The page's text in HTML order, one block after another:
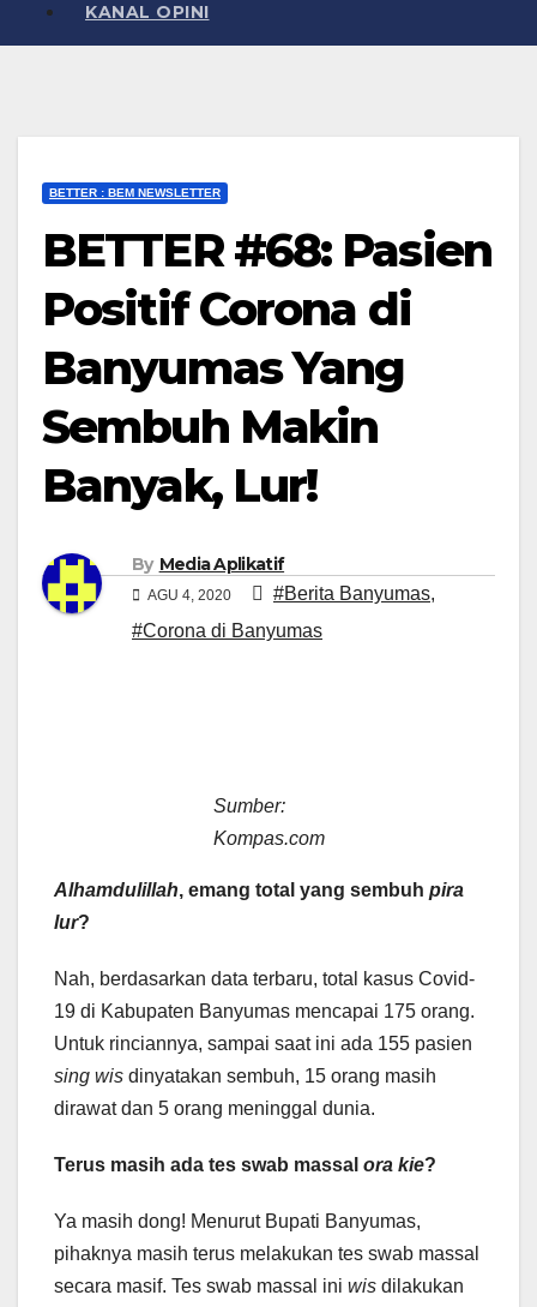
KANAL OPINI
BETTER : BEM NEWSLETTER
BETTER #68: Pasien
Positif Corona di
Banyumas Yang
Sembuh Makin
Banyak, Lur!
By Media Aplikatif
AGU 4, 2020 #Berita Banyumas,
#Corona di Banyumas
Sumber:
Kompas.com
Alhamdulillah, emang total yang sembuh pira
lur?
Nah, berdasarkan data terbaru, total kasus Covid-
19 di Kabupaten Banyumas mencapai 175 orang.
Untuk rinciannya, sampai saat ini ada 155 pasien
sing wis dinyatakan sembuh, 15 orang masih
dirawat dan 5 orang meninggal dunia.
Terus masih ada tes swab massal ora kie?
Ya masih dong! Menurut Bupati Banyumas,
pihaknya masih terus melakukan tes swab massal
secara masif. Tes swab massal ini wis dilakukan